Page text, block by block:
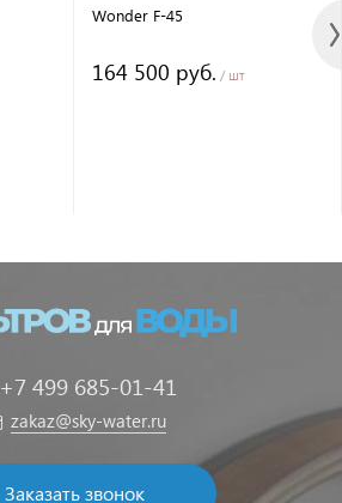
Wonder F-45
164 500 руб. / шт
+7 499 685-01-41
zakaz@sky-water.ru
Заказать звонок